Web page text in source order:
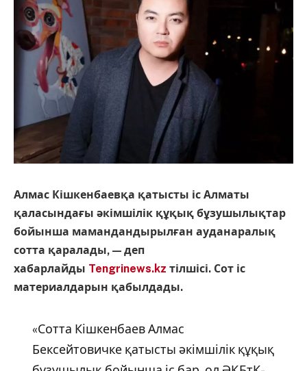
Алмас Кішкенбаевқа қатысты іс Алматы
қаласындағы әкімшілік құқық бұзушылықтар
бойынша мамандандырылған ауданаралық
сотта қаралады, — деп
хабарлайды Tengrinews.kz тілшісі. Сот іс
материалдарын қабылдады.
«Сотта Кішкенбаев Алмас
Бексейтовичке қатысты әкімшілік құқық